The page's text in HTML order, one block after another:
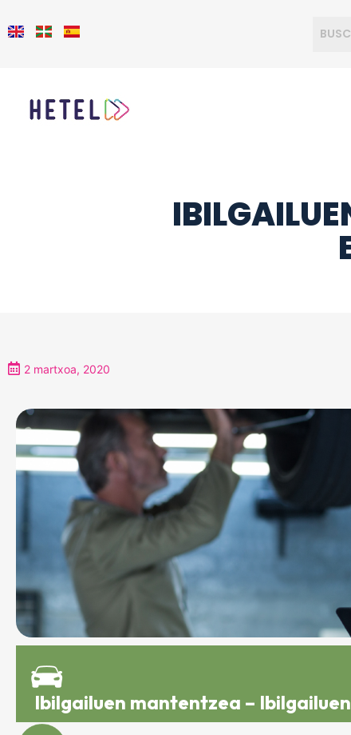
2 martxoa, 2020
Ibilgailuen mantentzea –